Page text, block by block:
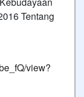
Tentang
view?